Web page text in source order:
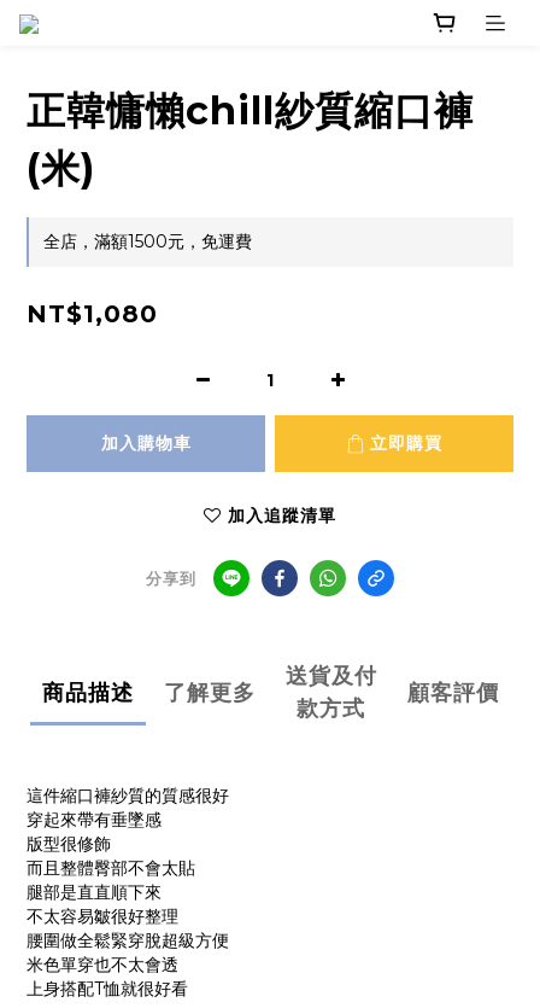
正韓慵懶chill紗質縮口褲
(米)
全店，滿額1500元，免運費
NT$1,080
加入購物車 立即購買
加入追蹤清單
分享到
商品描述 了解更多
送貨及付
款方式
顧客評價
這件縮口褲紗質的質感很好
穿起來帶有垂墜感
版型很修飾
而且整體臀部不會太貼
腿部是直直順下來
不太容易皺很好整理
腰圍做全鬆緊穿脫超級方便
米色單穿也不太會透
上身搭配T恤就很好看